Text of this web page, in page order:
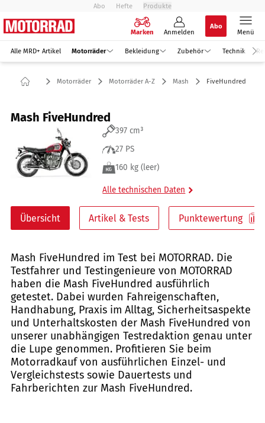
Abo Hefte Produkte
Marken Anmelden
Abo
Menü
Alle MRD+ Artikel Motorräder Bekleidung Zubehör Technik
Motorräder Motorräder A-Z Mash FiveHundred
Mash FiveHundred
397 cm³
27 PS
160 kg (leer)
Alle technischen Daten
Übersicht Artikel & Tests Punktewertung
Mash FiveHundred im Test bei MOTORRAD. Die
Testfahrer und Testingenieure von MOTORRAD
haben die Mash FiveHundred ausführlich
getestet. Dabei wurden Fahreigenschaften,
Handhabung, Praxis im Alltag, Sicherheitsaspekte
und Unterhaltskosten der Mash FiveHundred von
unserer unabhängigen Testredaktion genau unter
die Lupe genommen. Profitieren Sie beim
Motorradkauf von ausführlichen Einzel- und
Vergleichstests sowie Dauertests und
Fahrberichten zur Mash FiveHundred.